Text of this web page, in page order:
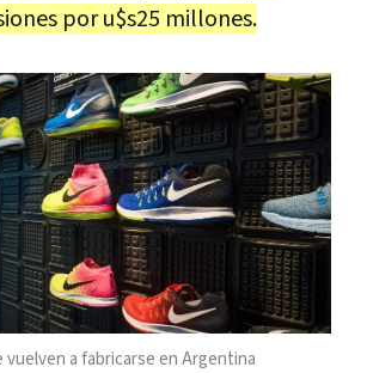
por u$s25 millones.
vuelven a fabricarse en Argentina